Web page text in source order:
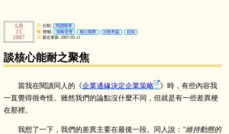
5月
11
2007
分類:
閱讀隨筆
標籤:
策略管理 核心能耐 比較利益
自知
最近更新: 2007-05-11
談核心能耐之聚焦
當我在閱讀同人的《企業邊緣決定企業策略
》時，有些內容我
一直覺得很奇怪。雖然我們的論點沒什麼不同，但就是有一些差異梗
在那裡。
我想了一下，我們的差異主要在最後一段。同人說：
維持動態的